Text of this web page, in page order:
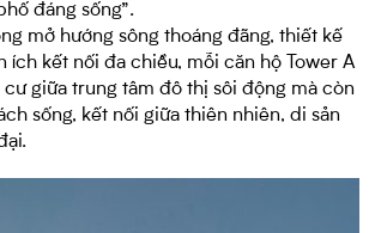
đáng sống”.
mở hướng sông thoáng đãng, thiết kế
ích kết nối đa chiều, mỗi căn hộ Tower A
giữa trung tâm đô thị sôi động mà còn
sống, kết nối giữa thiên nhiên, di sản